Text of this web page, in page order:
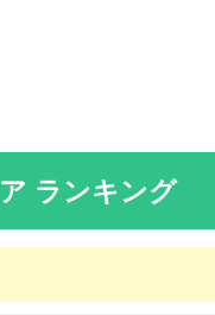
ランキング